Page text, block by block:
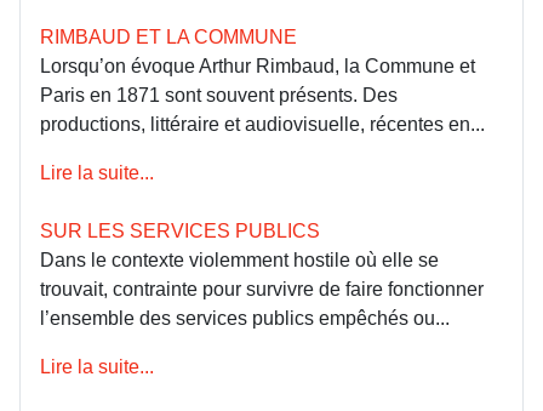
RIMBAUD ET LA COMMUNE
Lorsqu’on évoque Arthur Rimbaud, la Commune et
Paris en 1871 sont souvent présents. Des
productions, littéraire et audiovisuelle, récentes en...
Lire la suite...
SUR LES SERVICES PUBLICS
Dans le contexte violemment hostile où elle se
trouvait, contrainte pour survivre de faire fonctionner
l’ensemble des services publics empêchés ou...
Lire la suite...